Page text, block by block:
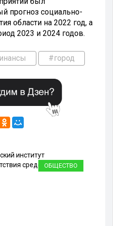
прогноз социально-
области на 2022 год, а
2023 и 2024 годов.
#город